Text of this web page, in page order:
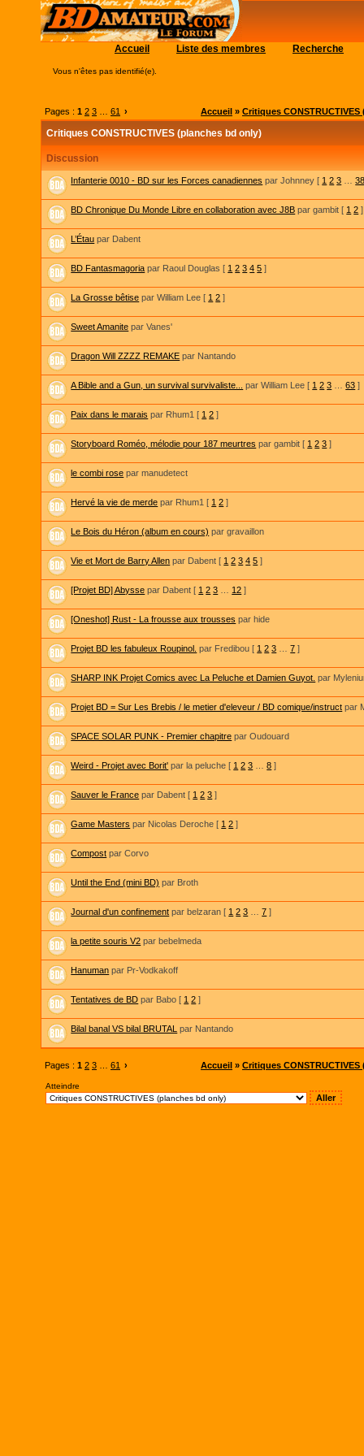
Accueil Liste des membres Recherche
Vous n'êtes pas identifié(e).
Pages : 1 2 3 61 › Accueil » Critiques
Critiques CONSTRUCTIVES (planches bd only)
Discussion
Infanterie 0010 - BD sur les Forces canadiennes par Johnney [ 1 2 3
BD Chronique Du Monde Libre en collaboration avec J8B par gambit [ 1 2 ]
L’Étau par Dabent
BD Fantasmagoria par Raoul Douglas [ 1 2 3 4 5 ]
La Grosse bêtise par William Lee [ 1 2 ]
Sweet Amanite par Vanes'
Dragon Will ZZZZ REMAKE par Nantando
A Bible and a Gun, un survival survivaliste... par William Lee [ 1 2 3 63 ]
Paix dans le marais par Rhum1 [ 1 2 ]
Storyboard Roméo, mélodie pour 187 meurtres par gambit [ 1 2 3 ]
le combi rose par manudetect
Hervé la vie de merde par Rhum1 [ 1 2 ]
Le Bois du Héron (album en cours) par gravaillon
Vie et Mort de Barry Allen par Dabent [ 1 2 3 4 5 ]
[Projet BD] Abysse par Dabent [ 1 2 3 12 ]
[Oneshot] Rust - La frousse aux trousses par hide
Projet BD les fabuleux Roupinol. par Fredibou [ 1 2 3 7 ]
SHARP INK Projet Comics avec La Peluche et Damien Guyot. par
Projet BD = Sur Les Brebis / le metier d'eleveur / BD comique/instruct par
SPACE SOLAR PUNK - Premier chapitre par Oudouard
Weird - Projet avec Borit' par la peluche [ 1 2 3 8 ]
Sauver le France par Dabent [ 1 2 3 ]
Game Masters par Nicolas Deroche [ 1 2 ]
Compost par Corvo
Until the End (mini BD) par Broth
Journal d'un confinement par belzaran [ 1 2 3 7 ]
la petite souris V2 par bebelmeda
Hanuman par Pr-Vodkakoff
Tentatives de BD par Babo [ 1 2 ]
Bilal banal VS bilal BRUTAL par Nantando
Pages : 1 2 3 61 › Accueil » Critiques
Atteindre